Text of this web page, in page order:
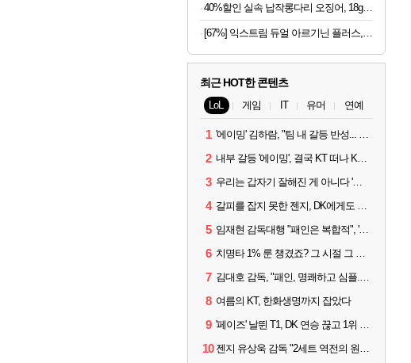
40%할인 실속 납작롱다리 오징어, 18g, 10개
[67%] 익스트림 듀얼 아르기닌 플러스, 120정, 1개
최근 HOT한 콘텐츠
LoL 게임 IT 유머 연예
1 '에이밍' 김하람, "팀 내 갈등 반성... 끝까지 뛰고 싶었다"
2 내부 갈등 '에이밍', 결국 KT 떠나 KRX로...'지우'와 트레이드
3 우리는 갑자기 잘해진 게 아니다 '씨맥' 김대호 감독의 자신감
4 갈피를 잡지 못한 젠지, DK에게도 0:2 패배
5 임재현 감독대행 "패인은 복합적", '도란' "팀에 과부하 왔다"
6 치명타 1% 룬 챙겼죠? 그 시절 그 감성 '롤 클래식' 30일 출시
7 김대호 감독, "패인, 명쾌하고 심플...다시 힘낼 수 있어"
8 여름의 KT, 한화생명까지 잡았다
9 '페이즈' 날뛴 T1, DK 연승 끊고 1위 지켜
10 젠지 유상욱 감독 "2세트 역전의 원인...너무 급했다"